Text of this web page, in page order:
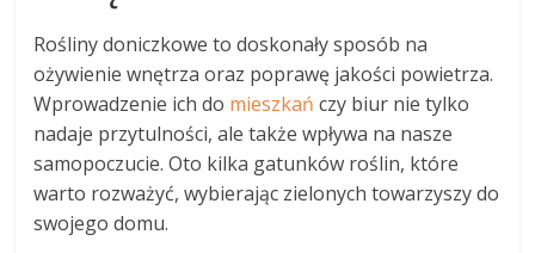
Rośliny doniczkowe to doskonały sposób na
ożywienie wnętrza oraz poprawę jakości powietrza.
Wprowadzenie ich do mieszkań czy biur nie tylko
nadaje przytulności, ale także wpływa na nasze
samopoczucie. Oto kilka gatunków roślin, które
warto rozważyć, wybierając zielonych towarzyszy do
swojego domu.